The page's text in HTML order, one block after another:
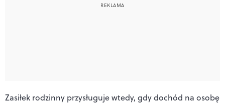
Zasiłek rodzinny przysługuje wtedy, gdy dochód na osobę